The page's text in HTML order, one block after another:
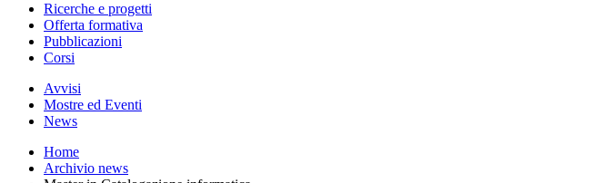
Ricerche e progetti
Offerta formativa
Pubblicazioni
Corsi
Avvisi
Mostre ed Eventi
News
Home
Archivio news